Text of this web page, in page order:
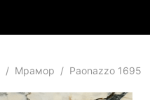
Мрамор Paonazzo 1695